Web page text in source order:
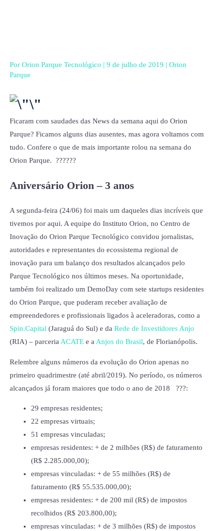
Por Orion Parque Tecnológico | 9 de julho de 2019 | Orion
Parque
Ficaram com saudades das News da semana aqui do Orion
Parque? Ficamos alguns dias ausentes, mas agora voltamos com
tudo. Confere o que de mais importante rolou na semana do
Orion Parque. ??????
Aniversário Orion – 3 anos
A segunda-feira (24/06) foi mais um daqueles dias incríveis que
tivemos por aqui. A equipe do Instituto Orion, no Centro de
Inovação do Orion Parque Tecnológico convidou jornalistas,
autoridades e representantes do ecossistema regional de
inovação para um balanço dos resultados alcançados pelo
Parque Tecnológico nos últimos meses. Na oportunidade,
também foi realizado um DemoDay com sete startups residentes
do Orion Parque, que puderam receber avaliação de
empreendedores e profissionais ligados à aceleradoras, como a
Spin.Capital (Jaraguá do Sul) e da Rede de Investidores Anjo
(RIA) – parceriaACATE e aAnjos do Brasil, de Florianópolis.
Relembre alguns números da evolução do Orion apenas no
primeiro quadrimestre (até abril/2019). No período, os números
alcançados já foram maiores que todo o ano de 2018 ???:
29 empresas residentes;
22 empresas virtuais;
51 empresas vinculadas;
empresas residentes: + de 2 milhões (R$) de faturamento
(R$ 2.285.000,00);
empresas vinculadas: + de 55 milhões (R$) de
faturamento (R$ 55.535.000,00);
empresas residentes: + de 200 mil (R$) de impostos
recolhidos (R$ 203.800,00);
empresas vinculadas: + de 3 milhões (R$) de impostos